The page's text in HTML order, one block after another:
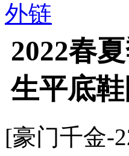
外链
2022春
生平底
[豪门千金-